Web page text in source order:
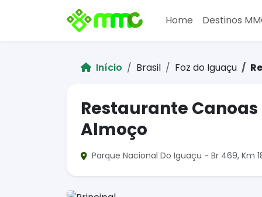
Home Destinos
Início Brasil Foz do Iguaçu
Restaurante
Almoço
Parque Nacional Do Iguaçu - Br 469, Km